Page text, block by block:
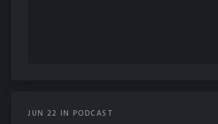
JUN 22 IN PODCAST